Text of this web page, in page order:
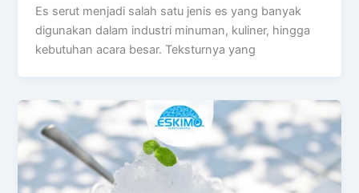
Es serut menjadi salah satu jenis es yang banyak
digunakan dalam industri minuman, kuliner, hingga
kebutuhan acara besar. Teksturnya yang